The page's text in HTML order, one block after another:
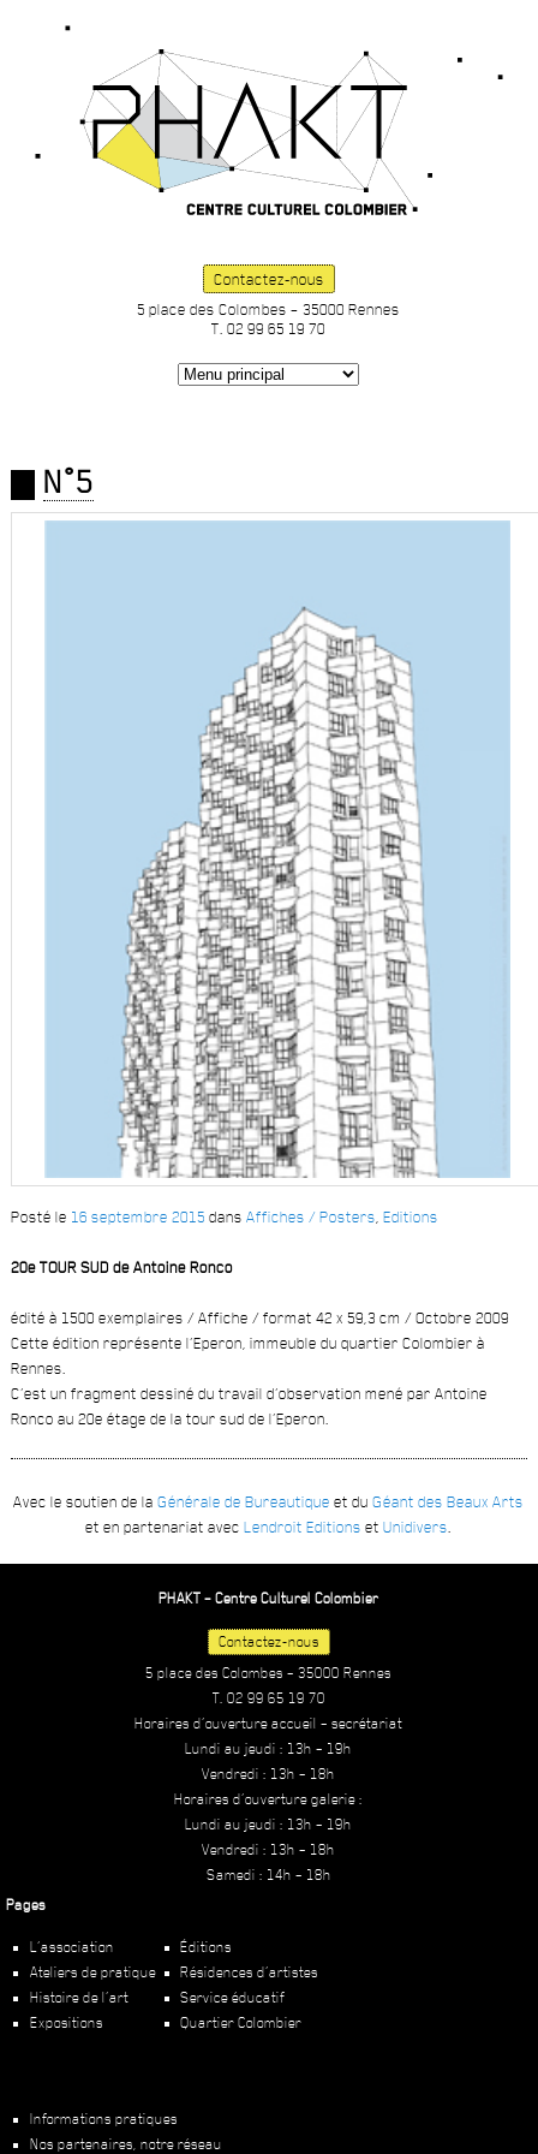
Contactez-nous
5 place des Colombes – 35000 Rennes
T. 02 99 65 19 70
N°5
Posté le 16 septembre 2015 dans Affiches / Posters Editions
20e TOUR SUD de Antoine Ronco
édité à 1500 exemplaires / Affiche / format 42 x 59,3 cm / Octobre 2009
Cette édition représente l’Eperon, immeuble du quartier Colombier à
Rennes.
C’est un fragment dessiné du travail d’observation mené par Antoine
Ronco au 20e étage de la tour sud de l’Eperon.
Avec le soutien de laGénérale de Bureautique et duGéant des Beaux Arts
et en partenariat avecLendroit Editions etUnidivers
PHAKT – Centre Culturel Colombier
Contactez-nous
5 place des Colombes – 35000 Rennes
T. 02 99 65 19 70
Horaires d’ouverture accueil – secrétariat
Lundi au jeudi : 13h – 19h
Vendredi : 13h – 18h
Horaires d’ouverture galerie :
Lundi au jeudi : 13h – 19h
Vendredi : 13h – 18h
Samedi : 14h – 18h
Pages
L’association
Ateliers de pratique
Histoire de l’art
Expositions
Éditions
Résidences d’artistes
Service éducatif
Quartier Colombier
Informations pratiques
Nos partenaires, notre réseau